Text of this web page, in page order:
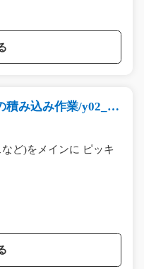
積み込み作業/y02_01
ど)をメインに ピッキ